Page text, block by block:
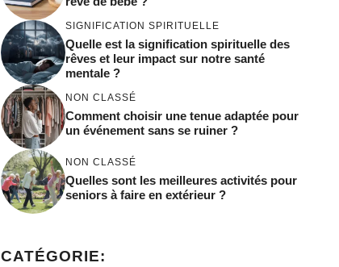
SIGNIFICATION SPIRITUELLE
Quelle est la signification spirituelle des
rêves et leur impact sur notre santé
mentale ?
NON CLASSÉ
Comment choisir une tenue adaptée pour
un événement sans se ruiner ?
NON CLASSÉ
Quelles sont les meilleures activités pour
seniors à faire en extérieur ?
CATÉGORIE: